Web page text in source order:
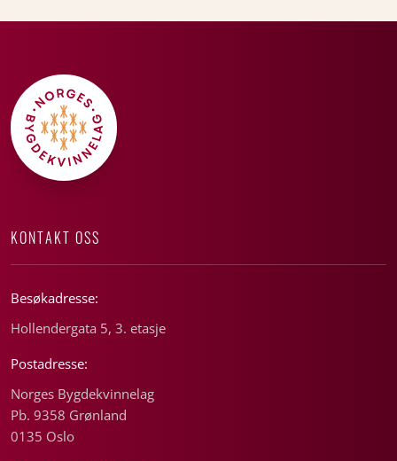
KONTAKT OSS
Besøkadresse:
Hollendergata 5, 3. etasje
Postadresse:
Norges Bygdekvinnelag
Pb. 9358 Grønland
0135 Oslo